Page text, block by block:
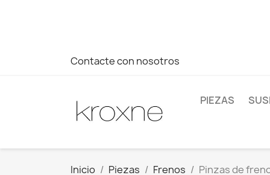
Contacte con nosotros
PIEZAS
Inicio Piezas Frenos Pinzas de